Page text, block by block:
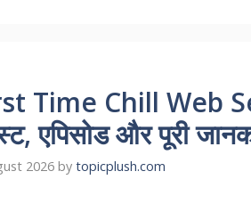
Time Chill Web
एपिसोड और पूरी
2026 by topicplush.com